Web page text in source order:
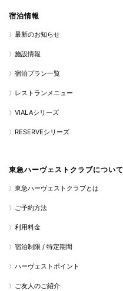
宿泊情報
最新のお知らせ
施設情報
宿泊プラン一覧
レストランメニュー
VIALAシリーズ
RESERVEシリーズ
東急ハーヴェストクラブについて
東急ハーヴェストクラブとは
ご予約方法
利用料金
宿泊制限 / 特定期間
ハーヴェストポイント
ご友人のご紹介